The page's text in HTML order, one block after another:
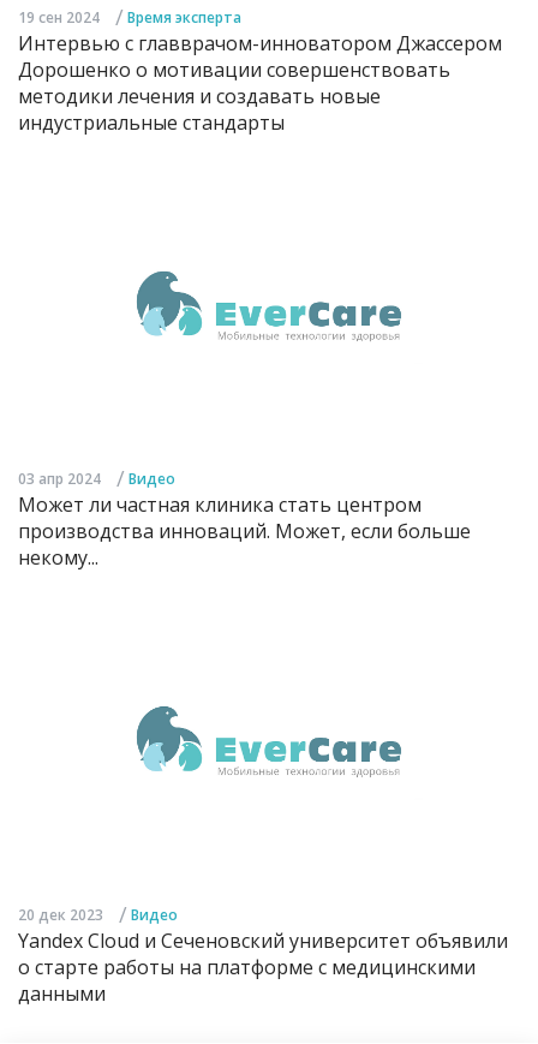
19 сен 2024 / Время эксперта
Интервью с главврачом-инноватором Джассером
Дорошенко о мотивации совершенствовать
методики лечения и создавать новые
индустриальные стандарты
03 апр 2024 / Видео
Может ли частная клиника стать центром
производства инноваций. Может, если больше
некому...
20 дек 2023 / Видео
Yandex Cloud и Сеченовский университет объявили
о старте работы на платформе с медицинскими
данными